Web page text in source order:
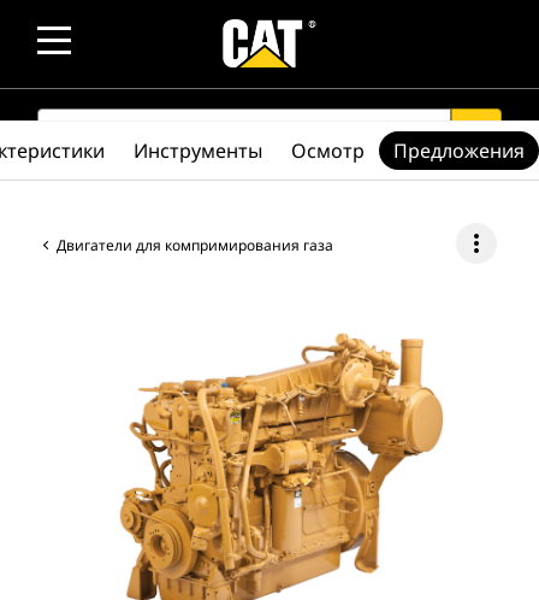
SEARCH search
Двигатели для компримирования газа more_vert
Инструменты Осмотр Предложения